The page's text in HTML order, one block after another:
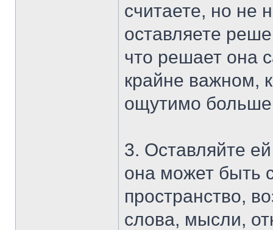
считаете, но не
оставляете
что решает она
крайне важном,
ощутимо больше
3. Оставляйте
она может быть
пространство,
слова, мысли,